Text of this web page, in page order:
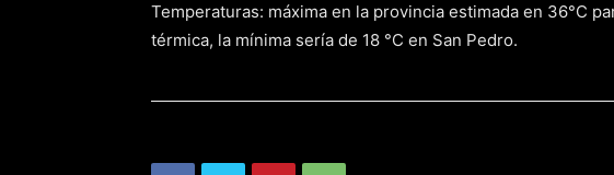
Temperaturas: máxima en la provincia estimada en 36°C
térmica, la mínima sería de 18 °C en San Pedro.